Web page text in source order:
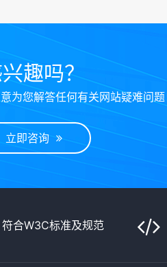
趣吗？
为您解答任何有关网站疑难问题
立即咨询
符合W3C标准及规范